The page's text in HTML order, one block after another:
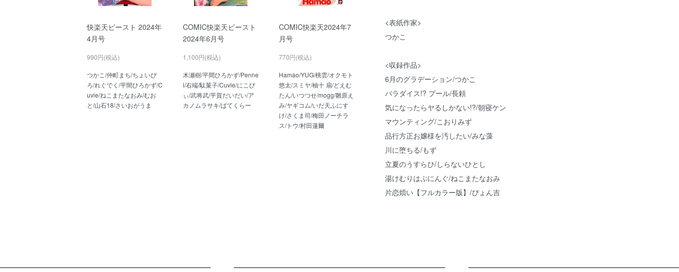
<表紙作家>
つかこ
<収録作品>
6月のグラデーション/つかこ
パラダイス!? プール/長頼
気になったらヤるしかない!?/朝寝ケン
マウンティング/こおりみず
品行方正お嬢様を汚したい/みな藻
川に堕ちる/もず
立夏のうすらひ/しらないひとし
湯けむりはぷにんぐ/ねこまたなおみ
片恋煩い【フルカラー版】/ぴょん吉
快楽天ビースト 2024年
4月号
990円(税込)
つかこ/仲町まち/ちょいぴ
ろ/れぐでく/平間ひろかず/C
uvie/ねこまたなおみ/むお
と/山石18/さいおがうま
COMIC快楽天ビースト
2024年6月号
1,100円(税込)
木瀬樹/平間ひろかず/Penne
l/右端/駄菓子/Cuvie/にこび
ぃ/武将武/平賀だいだい/ア
カノムラサキ/ぱてくらー
COMIC快楽天2024年7
月号
770円(税込)
Hamao/YUG/桃雲/オクモト
悠太/スミヤ/柚十 扇/どえむ
たん/いつつせ/mogg/雛原え
み/ヤギコム/いだ天ふにす
け/さくま司/梅田ノーチラ
ス/トウ/村田蓮爾